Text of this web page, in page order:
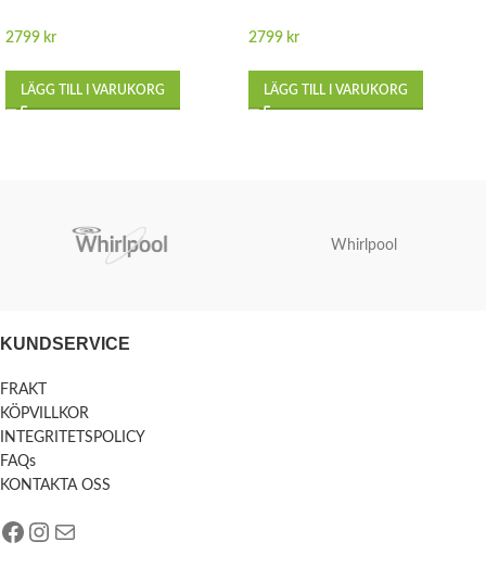
2799 kr
LÄGG TILL I VARUKORG
2799 kr
LÄGG TILL I VARUKORG
Whirlpool
KUNDSERVICE
FRAKT
KÖPVILLKOR
INTEGRITETSPOLICY
FAQs
KONTAKTA OSS